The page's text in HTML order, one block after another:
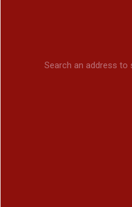
Search an address to